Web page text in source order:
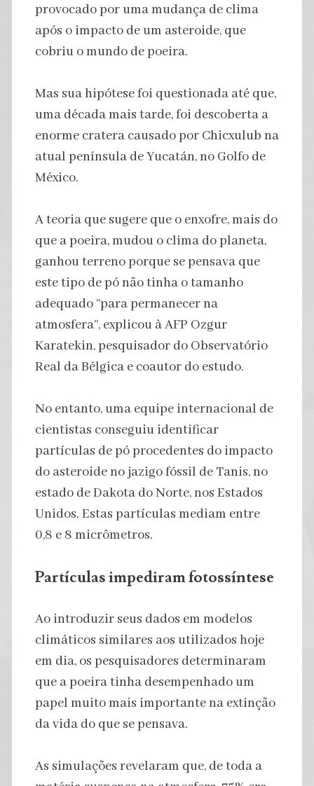
provocado por uma mudança de clima
após o impacto de um asteroide, que
cobriu o mundo de poeira.
Mas sua hipótese foi questionada até que,
uma década mais tarde, foi descoberta a
enorme cratera causado por Chicxulub na
atual península de Yucatán, no Golfo de
México.
A teoria que sugere que o enxofre, mais do
que a poeira, mudou o clima do planeta,
ganhou terreno porque se pensava que
este tipo de pó não tinha o tamanho
adequado “para permanecer na
atmosfera”, explicou à AFP Ozgur
Karatekin, pesquisador do Observatório
Real da Bélgica e coautor do estudo.
No entanto, uma equipe internacional de
cientistas conseguiu identificar
partículas de pó procedentes do impacto
do asteroide no jazigo fóssil de Tanis, no
estado de Dakota do Norte, nos Estados
Unidos. Estas partículas mediam entre
0,8 e 8 micrômetros.
Partículas impediram fotossíntese
Ao introduzir seus dados em modelos
climáticos similares aos utilizados hoje
em dia, os pesquisadores determinaram
que a poeira tinha desempenhado um
papel muito mais importante na extinção
da vida do que se pensava.
As simulações revelaram que, de toda a